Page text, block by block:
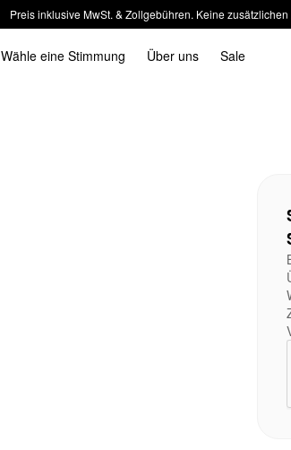
Preis inklusive MwSt. & Zollgebühren. Keine zusätzlichen
Wähle eine Stimmung Über uns Sale